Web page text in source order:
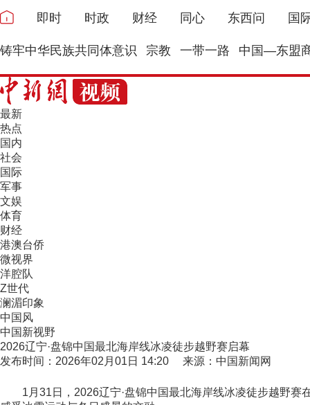
即时 时政 财经 同心 东西问 国
铸牢中华民族共同体意识 宗教 一带一路 中国—东盟
最新
热点
国内
社会
国际
军事
文娱
体育
财经
港澳台侨
微视界
洋腔队
Z世代
澜湄印象
中国风
中国新视野
2026辽宁·盘锦中国最北海岸线冰凌徒步越野赛启幕
发布时间：2026年02月01日 14:20 来源：中国新闻网
1月31日，2026辽宁·盘锦中国最北海岸线冰凌徒步越野赛